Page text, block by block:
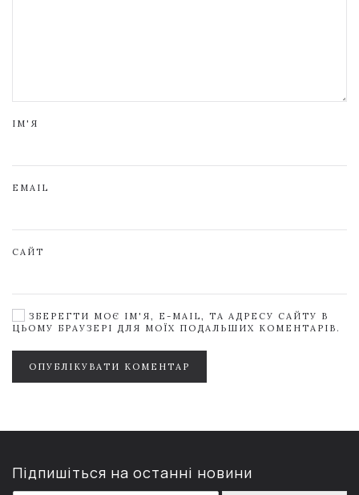
ІМ'Я
EMAIL
САЙТ
ЗБЕРЕГТИ МОЄ ІМ'Я, E-MAIL, ТА АДРЕСУ САЙТУ В
ЦЬОМУ БРАУЗЕРІ ДЛЯ МОЇХ ПОДАЛЬШИХ КОМЕНТАРІВ.
ОПУБЛІКУВАТИ КОМЕНТАР
Підпишіться на останні новини